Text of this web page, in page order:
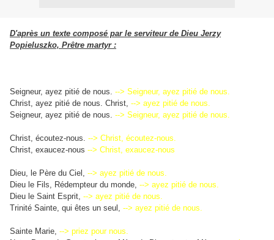
D'après un texte composé par le serviteur de Dieu Jerzy
Popieluszko, Prêtre martyr :
Seigneur, ayez pitié de nous. --> Seigneur, ayez pitié de nous.
Christ, ayez pitié de nous. Christ, --> ayez pitié de nous.
Seigneur, ayez pitié de nous. --> Seigneur, ayez pitié de nous.
Christ, écoutez-nous. --> Christ, écoutez-nous.
Christ, exaucez-nous --> Christ, exaucez-nous
Dieu, le Père du Ciel, --> ayez pitié de nous.
Dieu le Fils, Rédempteur du monde, --> ayez pitié de nous.
Dieu le Saint Esprit, --> ayez pitié de nous.
Trinité Sainte, qui êtes un seul, --> ayez pitié de nous.
Sainte Marie, --> priez pour nous.